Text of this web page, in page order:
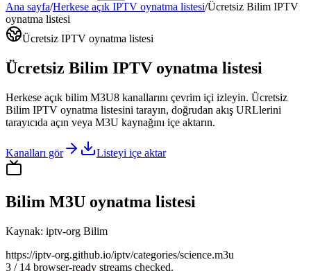
Ana sayfa/Herkese açık IPTV oynatma listesi/Ücretsiz Bilim IPTV
oynatma listesi
Ücretsiz IPTV oynatma listesi
Ücretsiz Bilim IPTV oynatma listesi
Herkese açık bilim M3U8 kanallarını çevrim içi izleyin. Ücretsiz
Bilim IPTV oynatma listesini tarayın, doğrudan akış URLlerini
tarayıcıda açın veya M3U kaynağını içe aktarın.
Kanalları gör Listeyi içe aktar
Bilim M3U oynatma listesi
Kaynak: iptv-org Bilim
https://iptv-org.github.io/iptv/categories/science.m3u
3 / 14 browser-ready streams checked.